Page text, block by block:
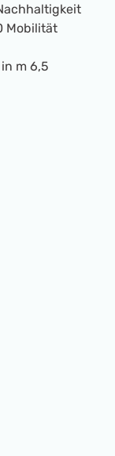
Mobilität
m 6,5